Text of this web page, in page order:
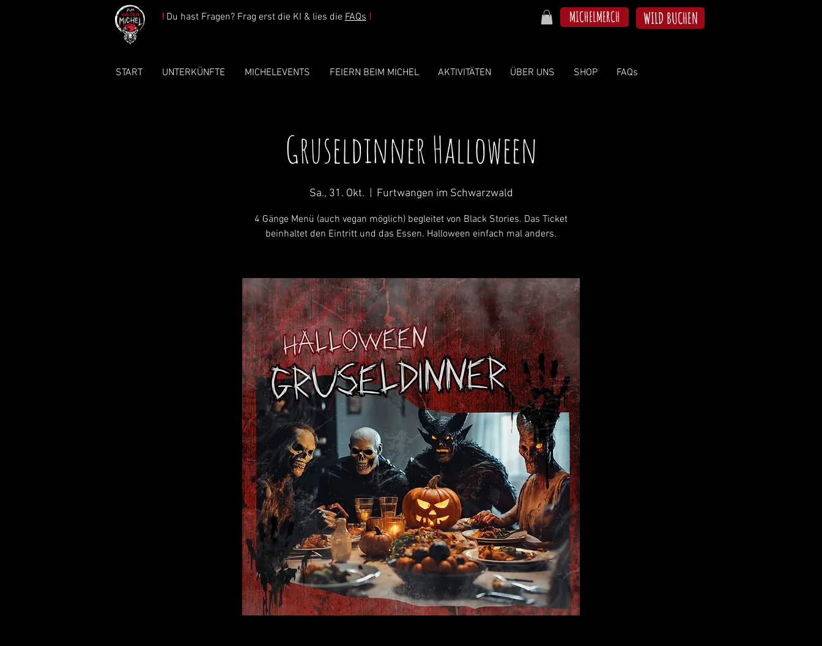
! Du hast Fragen? Frag erst die KI & lies die FAQs ! MICHELMERCH WILD BUCHEN
START UNTERKÜNFTE MICHELEVENTS FEIERN BEIM MICHEL AKTIVITÄTEN ÜBER UNS SHOP FAQs
Gruseldinner Halloween
Sa., 31. Okt. Furtwangen im Schwarzwald
4 Gänge Menü (auch vegan möglich) begleitet von Black Stories. Das Ticket
beinhaltet den Eintritt und das Essen. Halloween einfach mal anders.